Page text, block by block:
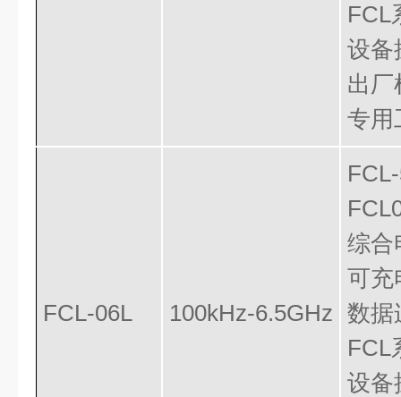
FCL
设备
出厂
专用
FCL-06L 100kHz-6.5GHz
综合
可充
数据
FCL
设备